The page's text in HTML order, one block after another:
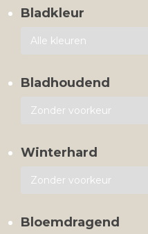
Bladkleur
Bladhoudend
Winterhard
Bloemdragend